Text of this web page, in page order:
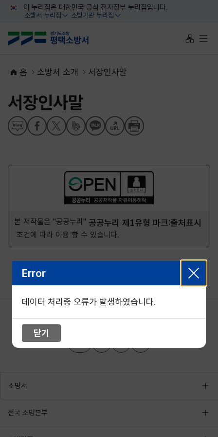
대메뉴 바로가기
본문 바로가기
이 누리집은 대한민국 공식 전자정부 누리집입니다.
소방서 누리집
열기
소방기관 누리집
열기
사이트맵
전체
홈 소방서 소개 서장인사말
서장인사말
본 저작물은 "공공누리" 공공누리 제1유형 마크:출처표시
조건에 따라 이용 할 수 있습니다.
소방서
전국 소방본부
Error
데이터 처리중 오류가 발생하였습니다.
닫기